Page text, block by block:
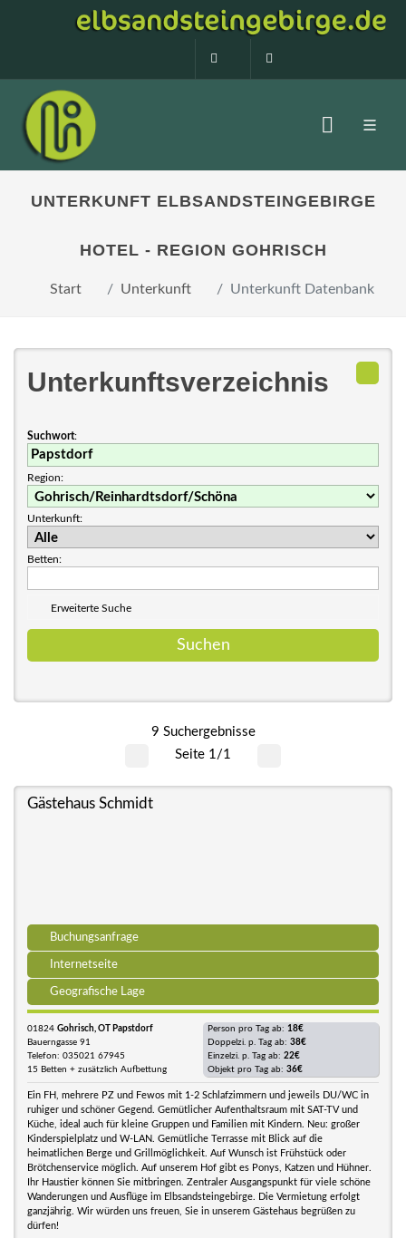
0160 99873408
UNTERKUNFT ELBSANDSTEINGEBIRGE
HOTEL - REGION GOHRISCH
Start Unterkunft Unterkunft Datenbank
Unterkunftsverzeichnis
Suchwort:
Region:
Unterkunft:
Betten:
Erweiterte Suche
9 Suchergebnisse
Seite 1/1
Gästehaus Schmidt
Buchungsanfrage
Internetseite
Geografische Lage
01824 Gohrisch, OT Papstdorf
Bauerngasse 91
Telefon: 035021 67945
15 Betten + zusätzlich Aufbettung
Person pro Tag ab: 18€
Doppelzi. p. Tag ab: 38€
Einzelzi. p. Tag ab: 22€
Objekt pro Tag ab: 36€
Ein FH, mehrere PZ und Fewos mit 1-2 Schlafzimmern und jeweils DU/WC in
ruhiger und schöner Gegend. Gemütlicher Aufenthaltsraum mit SAT-TV und
Küche, ideal auch für kleine Gruppen und Familien mit Kindern. Neu: großer
Kinderspielplatz und W-LAN. Gemütliche Terrasse mit Blick auf die
heimatlichen Berge und Grillmöglichkeit. Auf Wunsch ist Frühstück oder
Brötchenservice möglich. Auf unserem Hof gibt es Ponys, Katzen und Hühner.
Ihr Haustier können Sie mitbringen. Zentraler Ausgangspunkt für viele schöne
Wanderungen und Ausflüge im Elbsandsteingebirge. Die Vermietung erfolgt
ganzjährig. Wir würden uns freuen, Sie in unserem Gästehaus begrüßen zu
dürfen!